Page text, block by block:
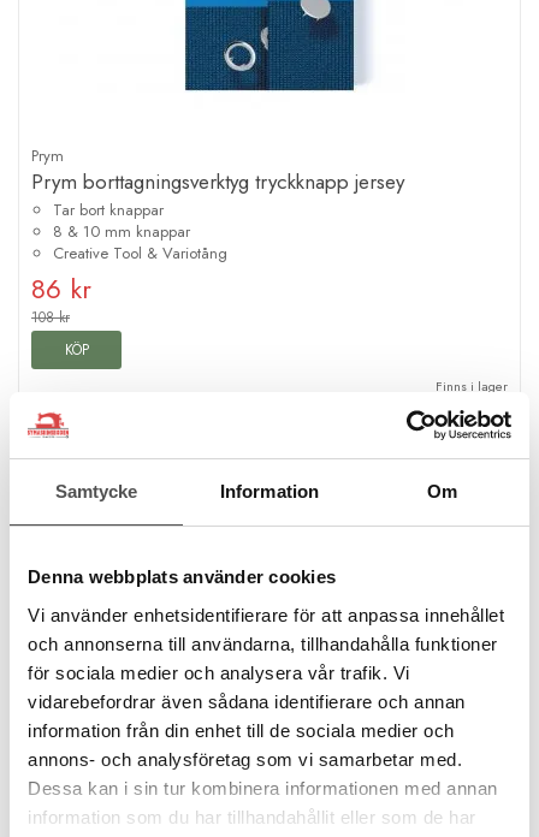
Samtycke Information Om
Denna webbplats använder cookies
Vi använder enhetsidentifierare för att anpassa innehållet
och annonserna till användarna, tillhandahålla funktioner
för sociala medier och analysera vår trafik. Vi
vidarebefordrar även sådana identifierare och annan
information från din enhet till de sociala medier och
annons- och analysföretag som vi samarbetar med.
Dessa kan i sin tur kombinera informationen med annan
information som du har tillhandahållit eller som de har
Prym
Prym borttagningsverktyg tryckknapp jersey
Tar bort knappar
8 & 10 mm knappar
Creative Tool & Variotång
86 kr
108 kr
KÖP
Finns i lager